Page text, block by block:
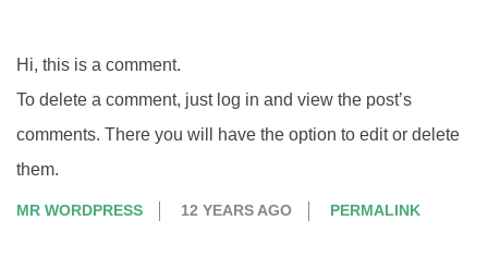
Hi, this is a comment.
To delete a comment, just log in and view the post’s
comments. There you will have the option to edit or delete
them.
MR WORDPRESS 12 YEARS AGO PERMALINK